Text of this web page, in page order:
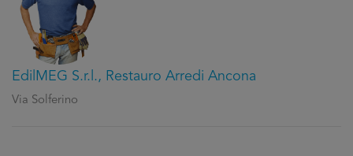
EdilMEG S.r.l., Restauro Arredi Ancona
Via Solferino